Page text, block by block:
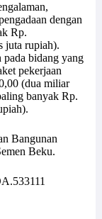
dengan
Rp.
juta rupiah).
pada bidang yang
pekerjaan
(dua miliar
banyak Rp.
Bangunan
Beku.